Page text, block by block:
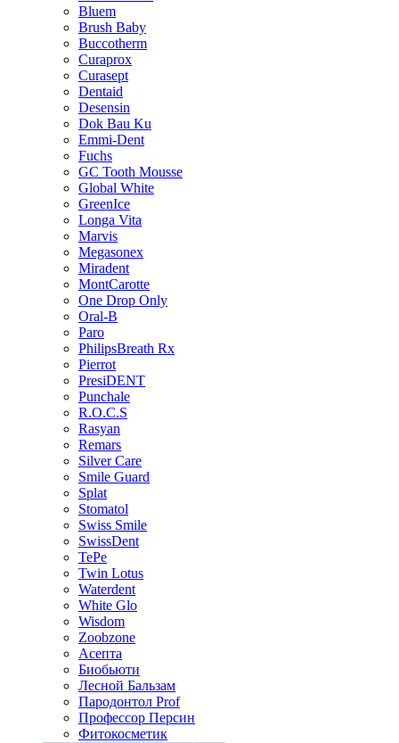
Bluem
Brush Baby
Buccotherm
Curaprox
Curasept
Dentaid
Desensin
Dok Bau Ku
Emmi-Dent
Fuchs
GC Tooth Mousse
Global White
GreenIce
Longa Vita
Marvis
Megasonex
Miradent
MontCarotte
One Drop Only
Oral-B
Paro
PhilipsBreath Rx
Pierrot
PresiDENT
Punchale
R.O.C.S
Rasyan
Remars
Silver Care
Smile Guard
Splat
Stomatol
Swiss Smile
SwissDent
TePe
Twin Lotus
Waterdent
White Glo
Wisdom
Zoobzone
Асепта
Биобьюти
Лесной Бальзам
Пародонтол Prof
Профессор Персин
Фитокосметик